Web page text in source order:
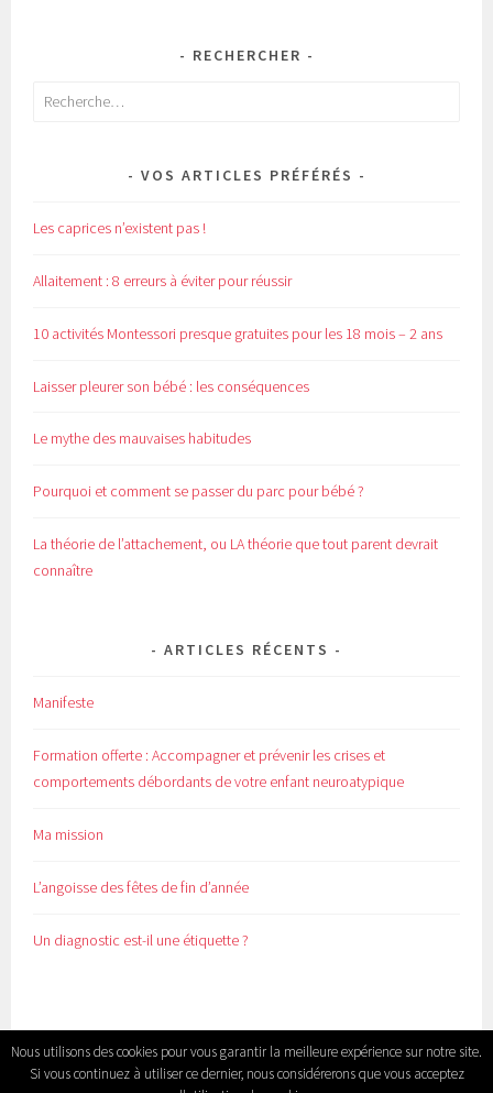
RECHERCHER
Rechercher :
VOS ARTICLES PRÉFÉRÉS
Les caprices n’existent pas !
Allaitement : 8 erreurs à éviter pour réussir
10 activités Montessori presque gratuites pour les 18 mois – 2 ans
Laisser pleurer son bébé : les conséquences
Le mythe des mauvaises habitudes
Pourquoi et comment se passer du parc pour bébé ?
La théorie de l’attachement, ou LA théorie que tout parent devrait
connaître
ARTICLES RÉCENTS
Manifeste
Formation offerte : Accompagner et prévenir les crises et
comportements débordants de votre enfant neuroatypique
Ma mission
L’angoisse des fêtes de fin d’année
Un diagnostic est-il une étiquette ?
Nous utilisons des cookies pour vous garantir la meilleure expérience sur notre site.
Si vous continuez à utiliser ce dernier, nous considérerons que vous acceptez